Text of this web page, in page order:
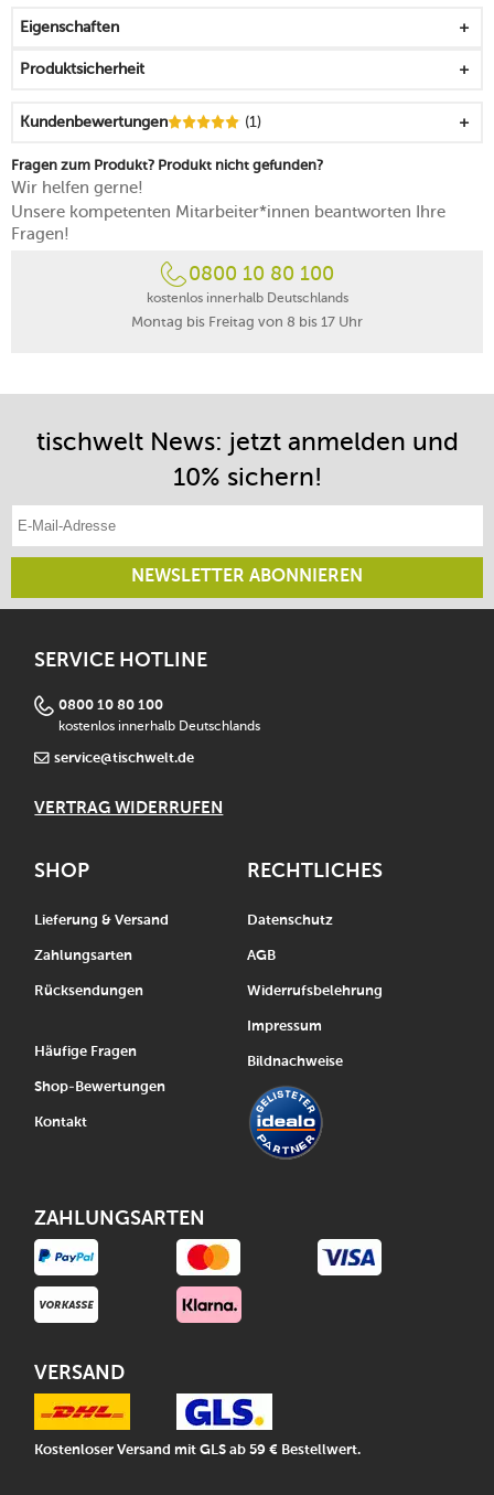
mit Gewicht zum Beschweren aus massivem,
strapazierfähigem Glas
funktionales Design für ein Plus an Sauberkeit und
Gesundheit
pfiffige Lösung ohne lästiges Umfüllen
spülmaschinengeeignet
5 Jahre Herstellergarantie
Eigenschaften
Produktsicherheit
Kundenbewertungen (1)
Fragen zum Produkt? Produkt nicht gefunden?
Wir helfen gerne!
Unsere kompetenten Mitarbeiter*innen beantworten Ihre
Fragen!
0800 10 80 100
kostenlos innerhalb Deutschlands
Montag bis Freitag von 8 bis 17 Uhr
tischwelt News: jetzt anmelden und
10% sichern!
NEWSLETTER ABONNIEREN
SERVICE HOTLINE
0800 10 80 100
kostenlos innerhalb Deutschlands
service@tischwelt.de
VERTRAG WIDERRUFEN
SHOP
Lieferung & Versand
Zahlungsarten
Rücksendungen
Häufige Fragen
Shop-Bewertungen
Kontakt
RECHTLICHES
Datenschutz
AGB
Widerrufsbelehrung
Impressum
Bildnachweise
ZAHLUNGSARTEN
VERSAND
Kostenloser Versand mit GLS ab 59 € Bestellwert.